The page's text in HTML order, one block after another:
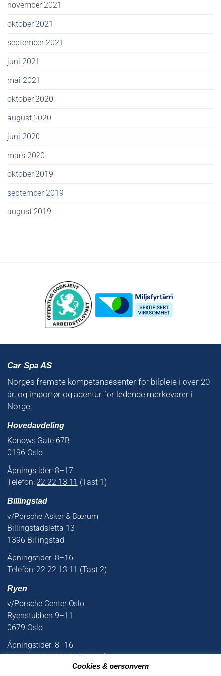
november 2021
oktober 2021
september 2021
juni 2021
mai 2021
oktober 2020
august 2020
juni 2020
mars 2020
oktober 2019
september 2019
august 2019
Car Spa AS
Norges fremste kompetansesenter for bilpleie i over 20
år, og importør og agentur for ledende merkevarer i
Norge.
Hovedavdeling
Konows Gate 67B
0196 Oslo
Åpningstider: 8–17
Telefon: 22 22 13 11 (Tast 1)
Billingstad
v/Porsche Asker & Bærum
Billingstadsletta 13
1396 Billingstad
Åpningstider: 8–16
Telefon: 22 22 13 11 (Tast 2)
Ryen
v/Porsche Center Oslo
Ryenstubben 9–11
0679 Oslo
Åpningstider: 8–16
Telefon:22 22 13 11(Tast 3)
Cookies & personvern